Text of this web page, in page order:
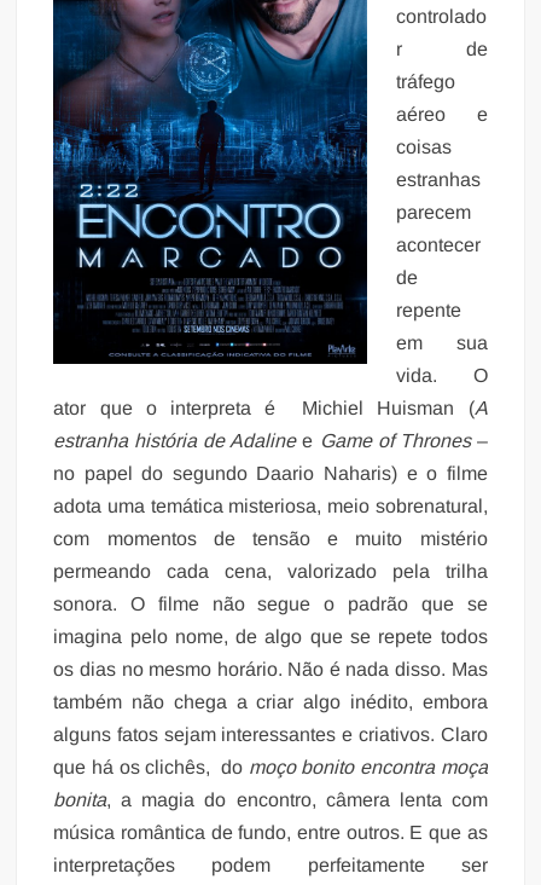
controlado
r de
tráfego
aéreo e
coisas
estranhas
parecem
acontecer
de
repente
em sua
vida. O
ator que o interpreta é
Michiel Huisman (A
estranha história de Adalinee Game of Thrones–
no papel do segundo Daario Naharis) e o filme
adota uma temática misteriosa, meio sobrenatural,
com momentos de tensão e muito mistério
permeando cada cena, valorizado pela trilha
sonora. O filme não segue o padrão que se
imagina pelo nome, de algo que se repete todos
os dias no mesmo horário. Não é nada disso. Mas
também não chega a criar algo inédito, embora
alguns fatos sejam interessantes e criativos. Claro
que há os clichês, do moço bonito encontra moça
bonita, a magia do encontro, câmera lenta com
música romântica de fundo, entre outros. E que as
interpretações podem perfeitamente ser